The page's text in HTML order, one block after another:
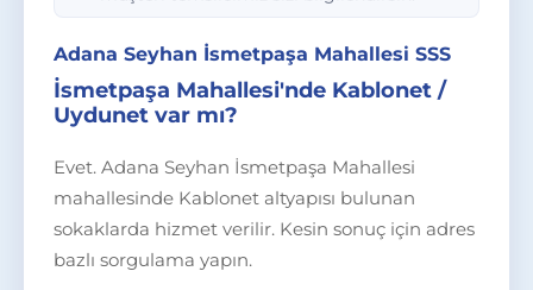
Adana Seyhan İsmetpaşa Mahallesi SSS
İsmetpaşa Mahallesi'nde Kablonet /
Uydunet var mı?
Evet. Adana Seyhan İsmetpaşa Mahallesi
mahallesinde Kablonet altyapısı bulunan
sokaklarda hizmet verilir. Kesin sonuç için adres
bazlı sorgulama yapın.